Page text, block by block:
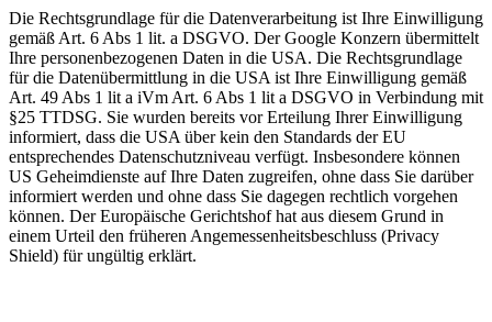
Die Rechtsgrundlage für die Datenverarbeitung ist Ihre Einwilligung
gemäß Art. 6 Abs 1 lit. a DSGVO. Der Google Konzern übermittelt
Ihre personenbezogenen Daten in die USA. Die Rechtsgrundlage
für die Datenübermittlung in die USA ist Ihre Einwilligung gemäß
Art. 49 Abs 1 lit a iVm Art. 6 Abs 1 lit a DSGVO in Verbindung mit
§25 TTDSG. Sie wurden bereits vor Erteilung Ihrer Einwilligung
informiert, dass die USA über kein den Standards der EU
entsprechendes Datenschutzniveau verfügt. Insbesondere können
US Geheimdienste auf Ihre Daten zugreifen, ohne dass Sie darüber
informiert werden und ohne dass Sie dagegen rechtlich vorgehen
können. Der Europäische Gerichtshof hat aus diesem Grund in
einem Urteil den früheren Angemessenheitsbeschluss (Privacy
Shield) für ungültig erklärt.